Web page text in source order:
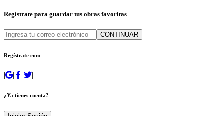
Regístrate para guardar tus obras favoritas
CONTINUAR
Regístrate con:
| | | |
¿Ya tienes cuenta?